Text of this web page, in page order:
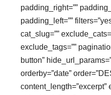
padding_right=””
padding_left=””
cat_slug=””
exclude_tags=””
button”
orderby=”date”
content_length=”excerpt”